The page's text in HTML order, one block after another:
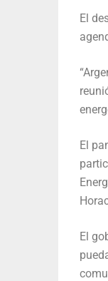
El
El
El